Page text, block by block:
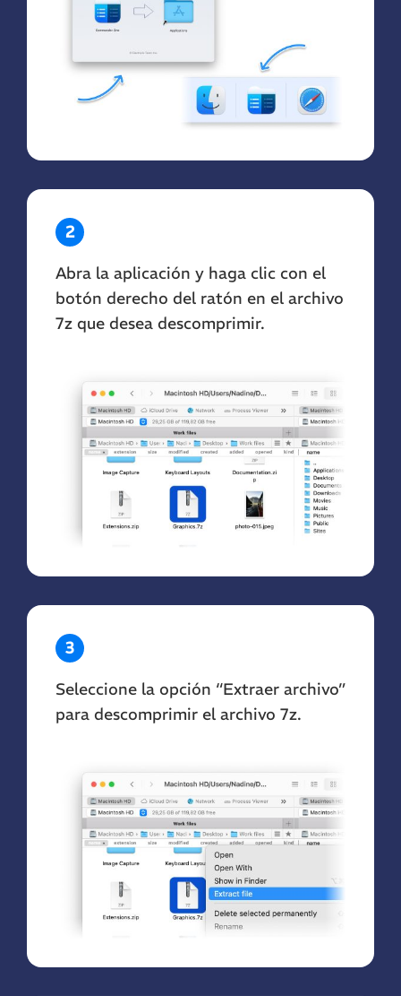
2
Abra la aplicación y haga clic con el
botón derecho del ratón en el archivo
7z que desea descomprimir.
3
Seleccione la opción “Extraer archivo”
para descomprimir el archivo 7z.